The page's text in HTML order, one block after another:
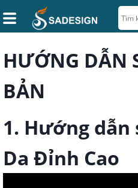
HƯỚNG DẪN
BẢN
1. Hướng
Da Đỉnh Cao